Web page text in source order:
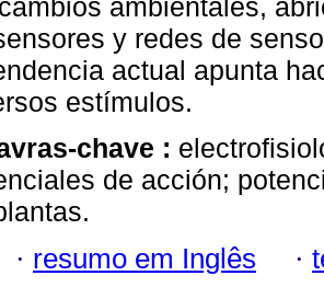
ambientales,
y redes de
actual apunta
estímulos.
chave :
de acción;
· resumo em Inglês ·